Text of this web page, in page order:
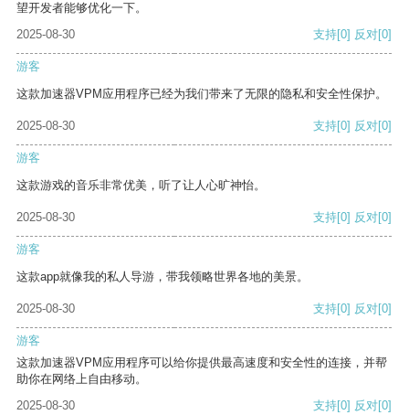
望开发者能够优化一下。
2025-08-30
支持[0] 反对[0]
游客
这款加速器VPM应用程序已经为我们带来了无限的隐私和安全性保护。
2025-08-30 支持[0] 反对[0]
游客
这款游戏的音乐非常优美，听了让人心旷神怡。
2025-08-30 支持[0] 反对[0]
游客
这款app就像我的私人导游，带我领略世界各地的美景。
2025-08-30 支持[0] 反对[0]
游客
这款加速器VPM应用程序可以给你提供最高速度和安全性的连接，并帮
助你在网络上自由移动。
2025-08-30
支持[0] 反对[0]